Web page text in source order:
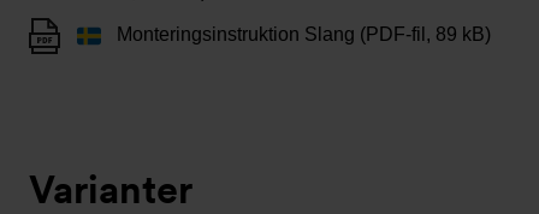
Monteringsinstruktion Slang (PDF-fil, 89 kB)
Varianter